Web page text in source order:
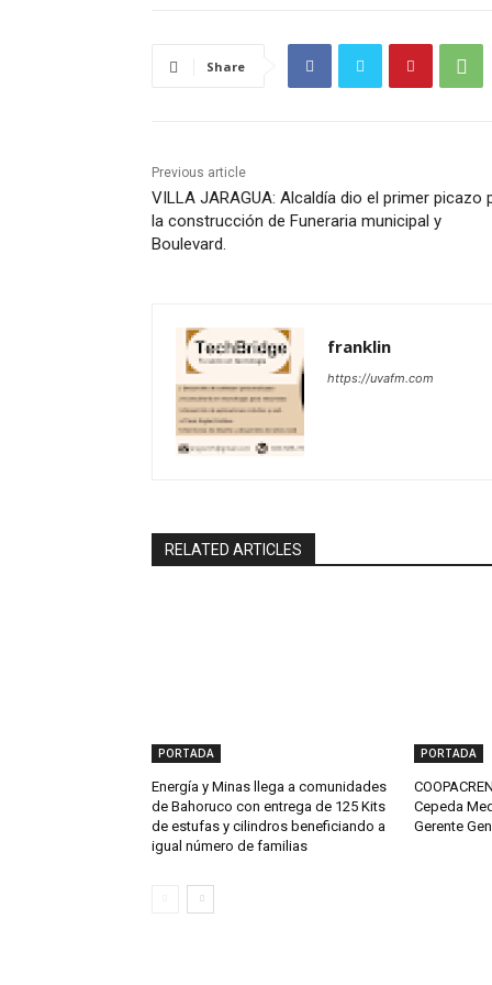
Share
Previous article
VILLA JARAGUA: Alcaldía dio el primer picazo
la construcción de Funeraria municipal y
Boulevard.
franklin
https://uvafm.com
RELATED ARTICLES
PORTADA
Energía y Minas llega a comunidades
de Bahoruco con entrega de 125 Kits
de estufas y cilindros beneficiando a
igual número de familias
PORTADA
Cepeda
Gerente